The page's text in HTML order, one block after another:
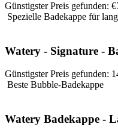
Günstigster Preis gefunden:
Spezielle Badekappe für
Watery - Signature -
Günstigster Preis gefunden:
Beste Bubble-Badekappe
Watery Badekappe -